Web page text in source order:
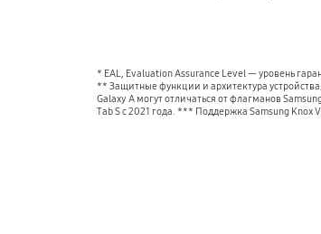
* EAL, Evaluation Assurance Level — уровень
** Защитные функции и архитектура
Galaxy A могут отличаться от флагманов
Tab S с 2021 года. *** Поддержка Samsung Knox